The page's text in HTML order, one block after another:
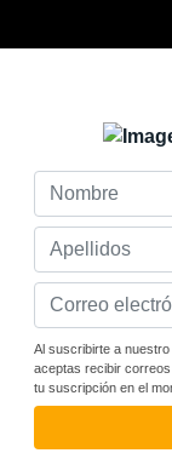
Al suscribirte a
aceptas recibir
tu suscripción en el